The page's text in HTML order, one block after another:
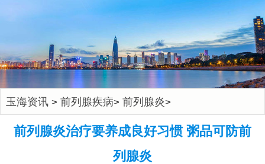
玉海资讯> 前列腺疾病> 前列腺炎>
前列腺炎治疗要养成良好习惯 粥品可防前
列腺炎